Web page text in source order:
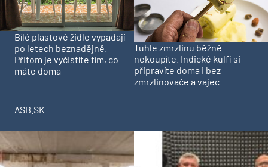
Bílé plastové židle vypadají
po letech beznadějně.
Přitom je vyčistíte tím, co
máte doma
Tuhle zmrzlinu běžně
nekoupíte. Indické kulfi si
připravíte doma i bez
zmrzlinovače a vajec
ASB.SK